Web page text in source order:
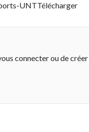
UNTTélécharger
connecter ou de